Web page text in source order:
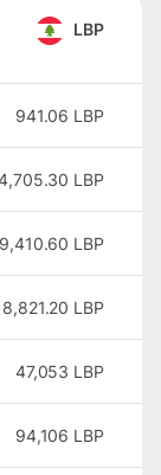
LBP
941.06 LBP
LBP
9,410.60 LBP
LBP
47,053 LBP
94,106 LBP